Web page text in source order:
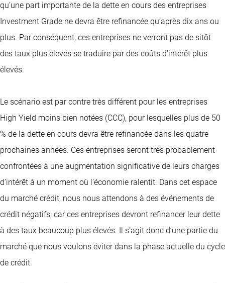
qu’une part importante de la dette en cours des entreprises
Investment Grade ne devra être refinancée qu’après dix ans ou
plus. Par conséquent, ces entreprises ne verront pas de sitôt
des taux plus élevés se traduire par des coûts d’intérêt plus
élevés.
Le scénario est par contre très différent pour les entreprises
High Yield moins bien notées (CCC), pour lesquelles plus de 50
% de la dette en cours devra être refinancée dans les quatre
prochaines années. Ces entreprises seront très probablement
confrontées à une augmentation significative de leurs charges
d’intérêt à un moment où l’économie ralentit. Dans cet espace
du marché crédit, nous nous attendons à des événements de
crédit négatifs, car ces entreprises devront refinancer leur dette
à des taux beaucoup plus élevés. Il s’agit donc d’une partie du
marché que nous voulons éviter dans la phase actuelle du cycle
de crédit.